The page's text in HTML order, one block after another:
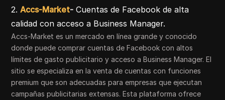
2.Accs-Market- Cuentas de Facebook de alta
calidad con acceso a Business Manager.
Accs-Market es un mercado en línea grande y conocido
donde puede comprar cuentas de Facebook con altos
límites de gasto publicitario y acceso a Business Manager. El
sitio se especializa en la venta de cuentas con funciones
premium que son adecuadas para empresas que ejecutan
campañas publicitarias extensas. Esta plataforma ofrece